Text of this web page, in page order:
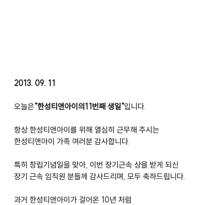
2013. 09. 11
오늘은"한성티앤아이의11번째 생일"입니다.
항상 한성티앤아이를 위해 열심히 근무해 주시는
한성티앤아이 가족 여러분 감사합니다.
특히 창립기념일을 맞아, 이번 장기근속 상을 받게 되신
장기 근속 임직원 분들께 감사드리며, 모두 축하드립니다.
과거 한성티앤아이가 걸어온 10년 처럼